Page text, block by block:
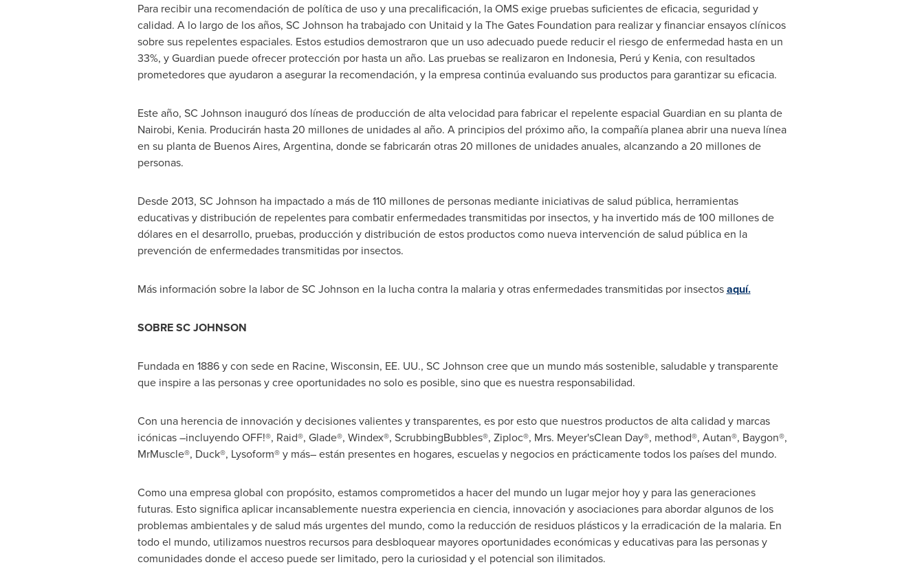
Para recibir una recomendación de política de uso y una precalificación, la OMS exige pruebas suficientes de eficacia, seguridad y
calidad. A lo largo de los años, SC Johnson ha trabajado con Unitaid y la The Gates Foundation para realizar y financiar ensayos clínicos
sobre sus repelentes espaciales. Estos estudios demostraron que un uso adecuado puede reducir el riesgo de enfermedad hasta en un
33%, y Guardian puede ofrecer protección por hasta un año. Las pruebas se realizaron en Indonesia, Perú y Kenia, con resultados
prometedores que ayudaron a asegurar la recomendación, y la empresa continúa evaluando sus productos para garantizar su eficacia.
Este año, SC Johnson inauguró dos líneas de producción de alta velocidad para fabricar el repelente espacial Guardian en su planta de
Nairobi, Kenia. Producirán hasta 20 millones de unidades al año. A principios del próximo año, la compañía planea abrir una nueva línea
en su planta de Buenos Aires, Argentina, donde se fabricarán otras 20 millones de unidades anuales, alcanzando a 20 millones de
personas.
Desde 2013, SC Johnson ha impactado a más de 110 millones de personas mediante iniciativas de salud pública, herramientas
educativas y distribución de repelentes para combatir enfermedades transmitidas por insectos, y ha invertido más de 100 millones de
dólares en el desarrollo, pruebas, producción y distribución de estos productos como nueva intervención de salud pública en la
prevención de enfermedades transmitidas por insectos.
Más información sobre la labor de SC Johnson en la lucha contra la malaria y otras enfermedades transmitidas por insectosaquí.
SOBRE SC JOHNSON
Fundada en 1886 y con sede en Racine, Wisconsin, EE. UU., SC Johnson cree que un mundo más sostenible, saludable y transparente
que inspire a las personas y cree oportunidades no solo es posible, sino que es nuestra responsabilidad.
Con una herencia de innovación y decisiones valientes y transparentes, es por esto que nuestros productos de alta calidad y marcas
icónicas –incluyendo OFF!®, Raid®, Glade®, Windex®, ScrubbingBubbles®, Ziploc®, Mrs. Meyer'sClean Day®, method®, Autan®, Baygon®,
MrMuscle®, Duck®, Lysoform® y más– están presentes en hogares, escuelas y negocios en prácticamente todos los países del mundo.
Como una empresa global con propósito, estamos comprometidos a hacer del mundo un lugar mejor hoy y para las generaciones
futuras. Esto significa aplicar incansablemente nuestra experiencia en ciencia, innovación y asociaciones para abordar algunos de los
problemas ambientales y de salud más urgentes del mundo, como la reducción de residuos plásticos y la erradicación de la malaria. En
todo el mundo, utilizamos nuestros recursos para desbloquear mayores oportunidades económicas y educativas para las personas y
comunidades donde el acceso puede ser limitado, pero la curiosidad y el potencial son ilimitados.